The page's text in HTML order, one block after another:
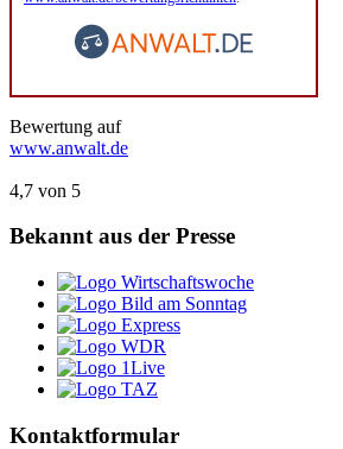
Bewertung auf
www.anwalt.de
4,7 von 5
Bekannt aus der Presse
Kontaktformular